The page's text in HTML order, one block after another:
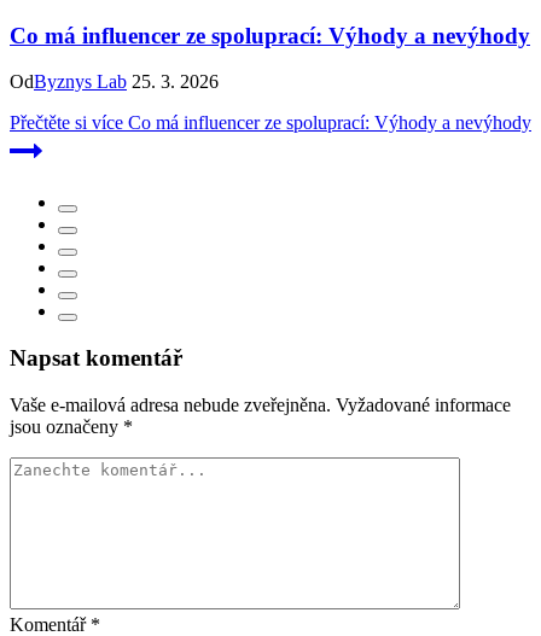
Co má influencer ze spoluprací: Výhody a nevýhody
OdByznys Lab 25. 3. 2026
Přečtěte si více Co má influencer ze spoluprací: Výhody a nevýhody
Napsat komentář
Vaše e-mailová adresa nebude zveřejněna. Vyžadované informace
jsou označeny *
Komentář *